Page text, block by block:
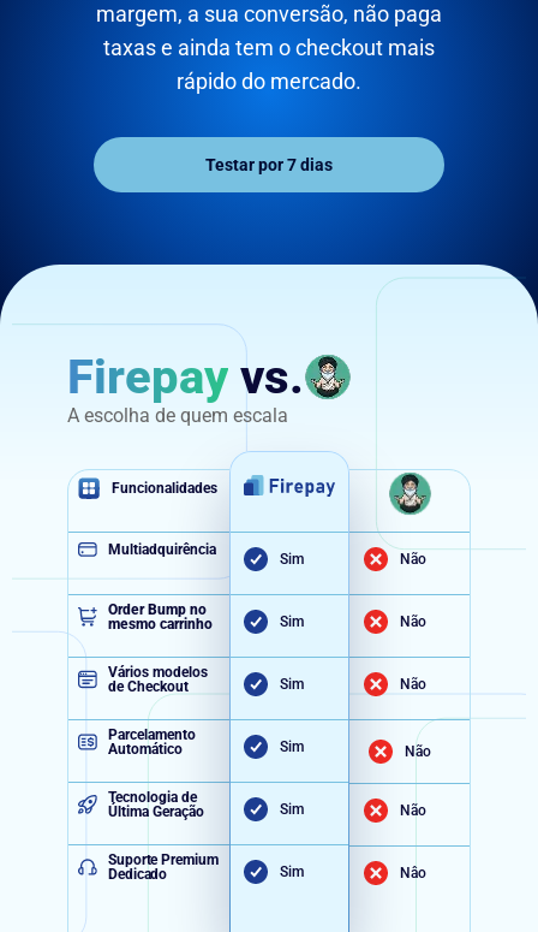
margem, a sua conversão, não paga
taxas e ainda tem o checkout mais
rápido do mercado.
Testar por 7 dias
Firepay vs.
A escolha de quem escala
Funcionalidades
Multiadquirência
Order Bump no
mesmo carrinho
Vários modelos
de Checkout
Parcelamento
Automático
Tecnologia de
Última Geração
Suporte Premium
Dedicado
Sim
Sim
Sim
Sim
Sim
Sim
Não
Não
Não
Não
Não
Nâo